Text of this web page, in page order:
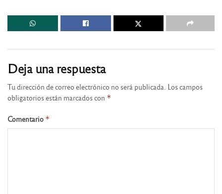
Deja una respuesta
Tu dirección de correo electrónico no será publicada. Los campos
obligatorios están marcados con *
Comentario *